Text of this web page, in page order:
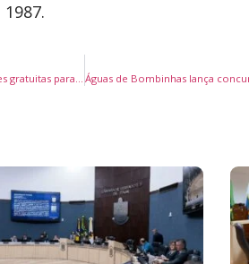
Itajaí recebe espetáculo infantil “Cor de Quê” com sessões gratuitas para escolas